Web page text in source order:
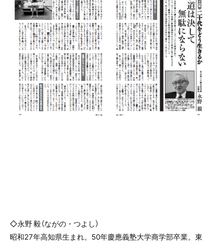
◇永野 毅（ながの・つよし）
昭和27年高知県生まれ。50年慶應義塾大学商学部卒業。東